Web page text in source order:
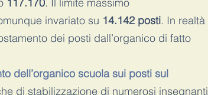
invariato su 14.142 posti. In realtà
dei posti dall’organico di fatto
dell’organico scuola sui posti sul
di stabilizzazione di numerosi insegnanti